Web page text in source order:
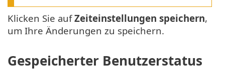
Klicken Sie aufZeiteinstellungen speichern,
um Ihre Änderungen zu speichern.
Gespeicherter Benutzerstatus